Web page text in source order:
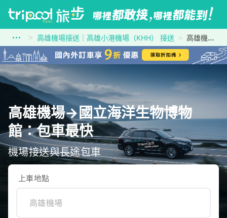
高雄機場接送｜高雄小港機場（KHH） 接送 高雄機場到國立海洋生物博物館
高雄機場→國立海洋生物博物
館：包車最快
機場接送與長途包車
上車地點